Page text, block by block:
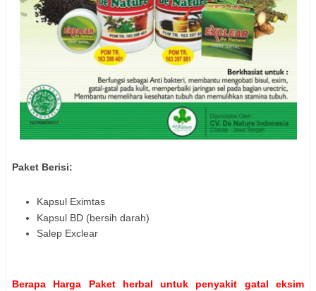
Paket Berisi:
Kapsul Eximtas
Kapsul BD (bersih darah)
Salep Exclear
Berapa Harga Paket herbal untuk penyakit gatal eksim